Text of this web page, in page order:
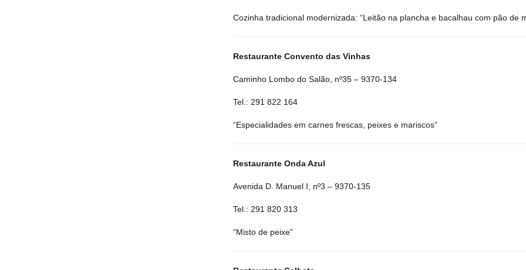
Cozinha tradicional modernizada: “Leitão na plancha e bacalhau com pão de
Restaurante Convento das Vinhas
Caminho Lombo do Salão, nº35 – 9370-134
Tel.: 291 822 164
“Especialidades em carnes frescas, peixes e mariscos”
Restaurante Onda Azul
Avenida D. Manuel I, nº3 – 9370-135
Tel.: 291 820 313
“Misto de peixe”